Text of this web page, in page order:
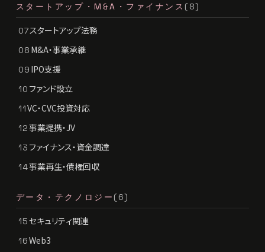
スタートアップ・M&A・ファイナンス (8)
07スタートアップ法務
08 M&A・事業承継
09 IPO支援
10 ファンド設立
11VC・CVC投資対応
12事業提携・JV
13 ファイナンス・資金調達
14事業再生・債権回収
データ・テクノロジー (6)
15セキュリティ関連
16Web3